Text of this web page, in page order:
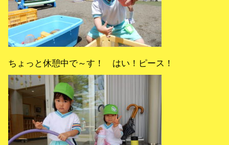
ちょっと休憩中で～す！ はい！ピース！